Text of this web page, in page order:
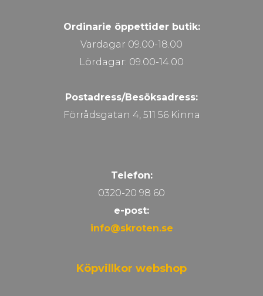
Ordinarie öppettider butik:
Vardagar 09.00-18.00
Lördagar: 09.00-14.00
Postadress/Besöksadress:
Förrådsgatan 4, 511 56 Kinna
Telefon:
0320-20 98 60
e-post:
info@skroten.se
Köpvillkor webshop